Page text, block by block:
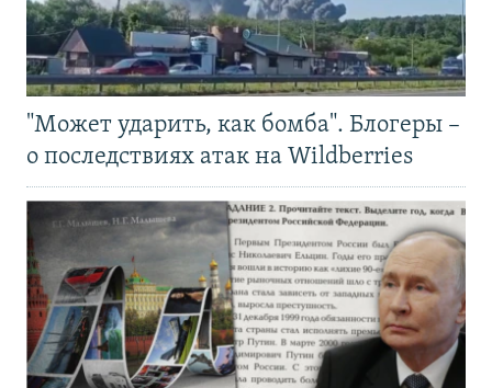
"Может ударить, как бомба". Блогеры –
о последствиях атак на Wildberries